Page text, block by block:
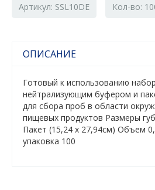
Артикул: SSL10DE Кол-во:
ОПИСАНИЕ
Готовый к использованию
нейтрализующим буфером и
для сбора проб в области
пищевых продуктов Размеры
Пакет (15,24 x 27,94см) Объем
упаковка 100